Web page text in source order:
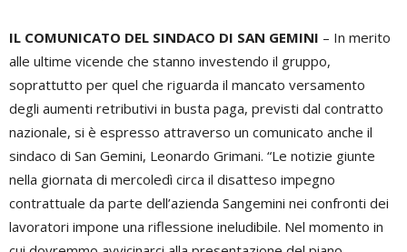
IL COMUNICATO DEL SINDACO DI SAN GEMINI – In merito
alle ultime vicende che stanno investendo il gruppo,
soprattutto per quel che riguarda il mancato versamento
degli aumenti retributivi in busta paga, previsti dal contratto
nazionale, si è espresso attraverso un comunicato anche il
sindaco di San Gemini, Leonardo Grimani. “Le notizie giunte
nella giornata di mercoledì circa il disatteso impegno
contrattuale da parte dell’azienda Sangemini nei confronti dei
lavoratori impone una riflessione ineludibile. Nel momento in